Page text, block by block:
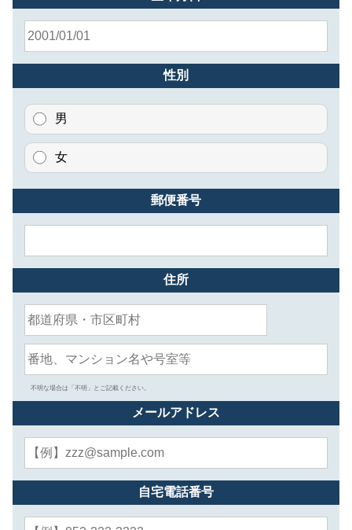
性別
男
女
郵便番号
住所
不明な場合は「不明」とご記載ください。
メールアドレス
自宅電話番号